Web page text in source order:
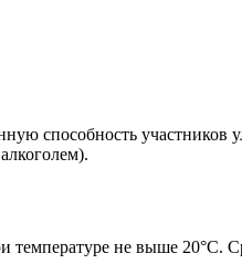
способность
температуре не выше 20°С.